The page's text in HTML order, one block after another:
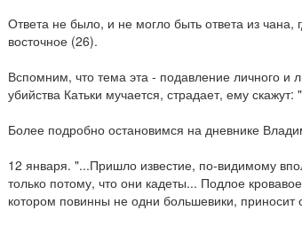
Ответа не было, и не могло быть ответа из чана,
восточное (26).
Вспомним, что тема эта - подавление личного и
убийства Катьки мучается, страдает, ему
Более подробно остановимся на дневнике
12 января. "...Пришло известие, по-видимому
только потому, что они кадеты... Подлое
котором повинны не одни большевики, приносит